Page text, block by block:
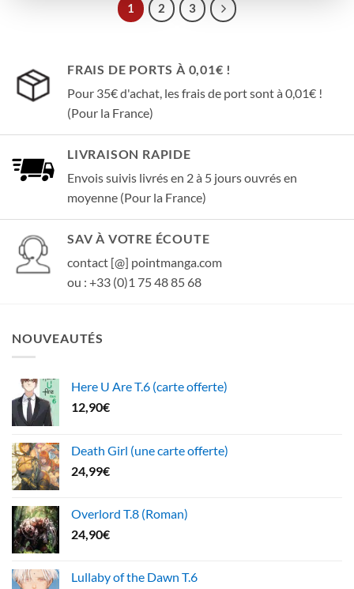
1 2 3
FRAIS DE PORTS À 0,01€ !
Pour 35€ d'achat, les frais de port sont à 0,01€ !
(Pour la France)
LIVRAISON RAPIDE
Envois suivis livrés en 2 à 5 jours ouvrés en
moyenne (Pour la France)
SAV À VOTRE ÉCOUTE
contact [@] pointmanga.com
ou : +33 (0)1 75 48 85 68
NOUVEAUTÉS
Here U Are T.6 (carte offerte)
12,90€
Death Girl (une carte offerte)
24,99€
Overlord T.8 (Roman)
24,90€
Lullaby of the Dawn T.6